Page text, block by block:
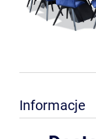
Informacje